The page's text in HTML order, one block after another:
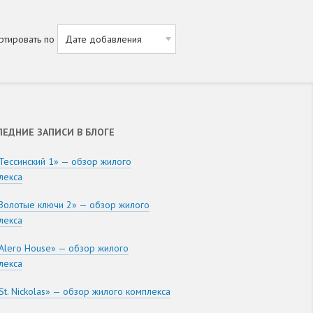
по
ЗАПИСИ В БЛОГЕ
1» — обзор жилого
ключи 2» — обзор жилого
House» — обзор жилого
Nickolas» — обзор жилого комплекса